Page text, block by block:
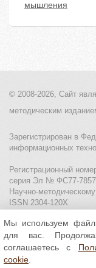
мышления
© 2008-2026, Сайт
методическим
Зарегистрирован в
информационных
Регистрационный
серия Эл № ФС77-
Научно-
ISSN 2304-120X
МЦИТО|Школьные
Политика
защиты персональных
Мы используем
для вас.
соглашаетесь с
cookie